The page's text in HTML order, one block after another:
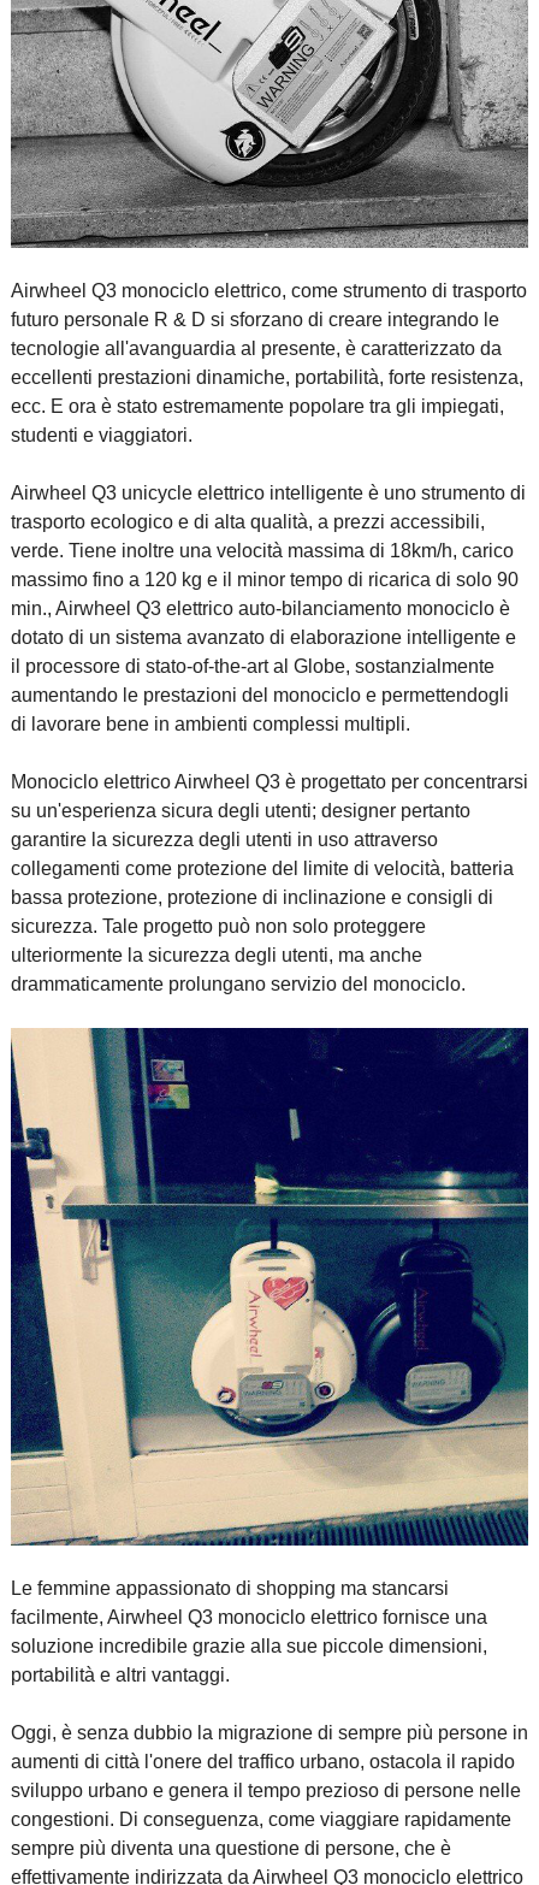
Airwheel Q3 monociclo elettrico, come strumento di trasporto
futuro personale R & D si sforzano di creare integrando le
tecnologie all'avanguardia al presente, è caratterizzato da
eccellenti prestazioni dinamiche, portabilità, forte resistenza,
ecc. E ora è stato estremamente popolare tra gli impiegati,
studenti e viaggiatori.
Airwheel Q3 unicycle elettrico intelligente è uno strumento di
trasporto ecologico e di alta qualità, a prezzi accessibili,
verde. Tiene inoltre una velocità massima di 18km/h, carico
massimo fino a 120 kg e il minor tempo di ricarica di solo 90
min., Airwheel Q3 elettrico auto-bilanciamento monociclo è
dotato di un sistema avanzato di elaborazione intelligente e
il processore di stato-of-the-art al Globe, sostanzialmente
aumentando le prestazioni del monociclo e permettendogli
di lavorare bene in ambienti complessi multipli.
Monociclo elettrico Airwheel Q3 è progettato per concentrarsi
su un'esperienza sicura degli utenti; designer pertanto
garantire la sicurezza degli utenti in uso attraverso
collegamenti come protezione del limite di velocità, batteria
bassa protezione, protezione di inclinazione e consigli di
sicurezza. Tale progetto può non solo proteggere
ulteriormente la sicurezza degli utenti, ma anche
drammaticamente prolungano servizio del monociclo.
Le femmine appassionato di shopping ma stancarsi
facilmente, Airwheel Q3 monociclo elettrico fornisce una
soluzione incredibile grazie alla sue piccole dimensioni,
portabilità e altri vantaggi.
Oggi, è senza dubbio la migrazione di sempre più persone in
aumenti di città l'onere del traffico urbano, ostacola il rapido
sviluppo urbano e genera il tempo prezioso di persone nelle
congestioni. Di conseguenza, come viaggiare rapidamente
sempre più diventa una questione di persone, che è
effettivamente indirizzata da Airwheel Q3 monociclo elettrico